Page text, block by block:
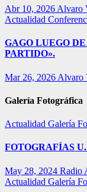
Abr 10, 2026 Alvaro
Actualidad
GAGO LUEGO
PARTIDO».
Mar 26, 2026 Alvaro
Galería Fotográfica
Actualidad Galería
FOTOGRAFÍAS
May 28, 2024 Radio
Actualidad Galería